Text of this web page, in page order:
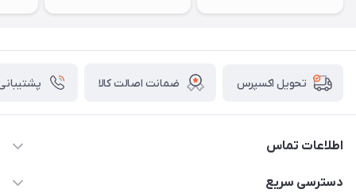
تحویل اکسپرس ضمانت اصالت کالا پشتیبانی ۲۴
اطلاعات تماس
09123941837
دسترسی سریع